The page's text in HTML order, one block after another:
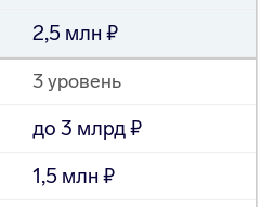
2,5 млн
3 уровень
до 3 млрд
1,5 млн